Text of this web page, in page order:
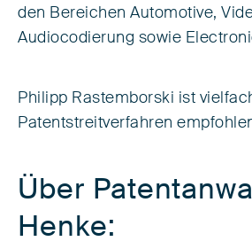
den Bereichen Automotive,
Audiocodierung sowie
Philipp Rastemborski ist
Patentstreitverfahren
Über
Henke: